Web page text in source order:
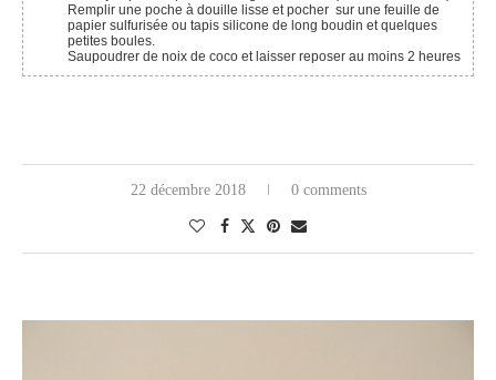
Remplir une poche à douille lisse et pocher sur une feuille de
papier sulfurisée ou tapis silicone de long boudin et quelques
petites boules.
Saupoudrer de noix de coco et laisser reposer au moins 2 heures
22 décembre 2018 0 comments